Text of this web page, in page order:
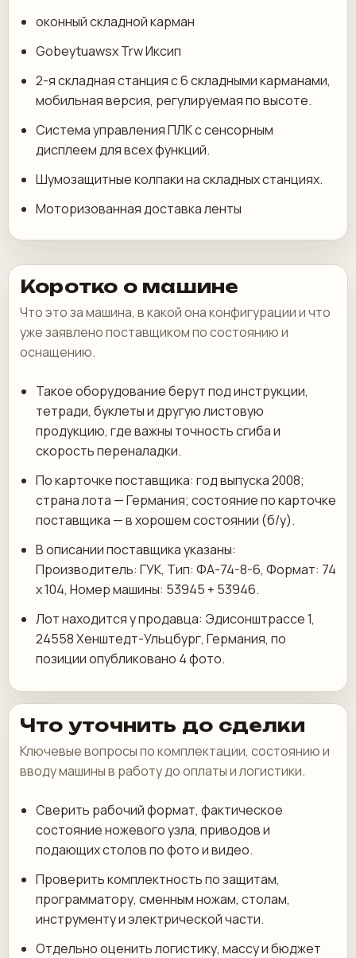
оконный складной карман
Gobeytuawsx Trw Иксип
2-я складная станция с 6 складными карманами,
мобильная версия, регулируемая по высоте.
Система управления ПЛК с сенсорным
дисплеем для всех функций.
Шумозащитные колпаки на складных станциях.
Моторизованная доставка ленты
Коротко о машине
Что это за машина, в какой она конфигурации и что
уже заявлено поставщиком по состоянию и
оснащению.
Такое оборудование берут под инструкции,
тетради, буклеты и другую листовую
продукцию, где важны точность сгиба и
скорость переналадки.
По карточке поставщика: год выпуска 2008;
страна лота — Германия; состояние по карточке
поставщика — в хорошем состоянии (б/у).
В описании поставщика указаны:
Производитель: ГУК, Тип: ФА-74-8-6, Формат: 74
х 104, Номер машины: 53945 + 53946.
Лот находится у продавца: Эдисонштрассе 1,
24558 Хенштедт-Ульцбург, Германия, по
позиции опубликовано 4 фото.
Что уточнить до сделки
Ключевые вопросы по комплектации, состоянию и
вводу машины в работу до оплаты и логистики.
Сверить рабочий формат, фактическое
состояние ножевого узла, приводов и
подающих столов по фото и видео.
Проверить комплектность по защитам,
программатору, сменным ножам, столам,
инструменту и электрической части.
Отдельно оценить логистику, массу и бюджет